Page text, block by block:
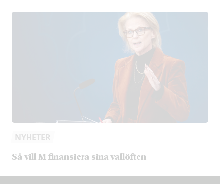
NYHETER
Så vill M finansiera sina vallöften